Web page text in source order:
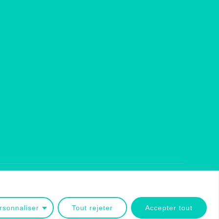
Tout rejeter Accepter tout